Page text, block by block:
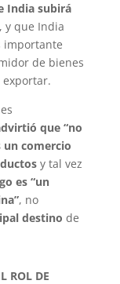
India subirá
y que India
importante
de bienes
exportar.
que “no
un comercio
y tal vez
es “un
, no
destino de
ROL DE